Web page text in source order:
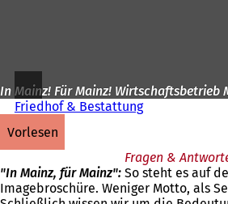
In Mainz! Für Mainz! Wirtschaftsbetrieb
Friedhof & Bestattung
vorlesen
Fragen &
"In Mainz, für Mainz": So steht es auf
Imagebroschüre. Weniger Motto, als